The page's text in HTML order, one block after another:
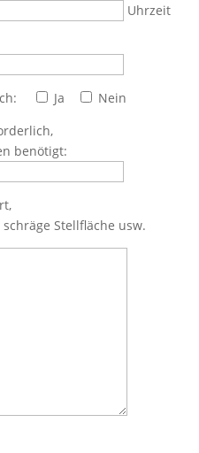
Uhrzeit
Ja
Nein
benötigt:
Stellfläche usw.